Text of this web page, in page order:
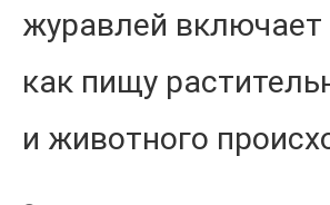
журавлей включает
как пищу
и животного